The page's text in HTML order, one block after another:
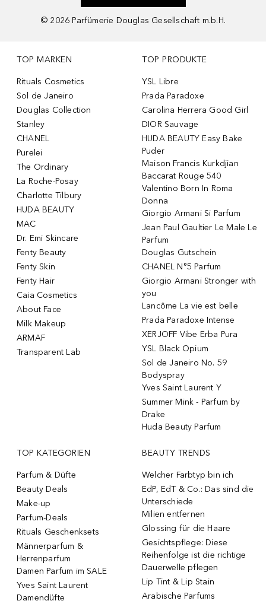
© 2026 Parfümerie Douglas Gesellschaft m.b.H.
TOP MARKEN
Rituals Cosmetics
Sol de Janeiro
Douglas Collection
Stanley
CHANEL
Purelei
The Ordinary
La Roche-Posay
Charlotte Tilbury
HUDA BEAUTY
MAC
Dr. Emi Skincare
Fenty Beauty
Fenty Skin
Fenty Hair
Caia Cosmetics
About Face
Milk Makeup
ARMAF
Transparent Lab
TOP PRODUKTE
YSL Libre
Prada Paradoxe
Carolina Herrera Good Girl
DIOR Sauvage
HUDA BEAUTY Easy Bake
Puder
Maison Francis Kurkdjian
Baccarat Rouge 540
Valentino Born In Roma
Donna
Giorgio Armani Si Parfum
Jean Paul Gaultier Le Male Le
Parfum
Douglas Gutschein
CHANEL N°5 Parfum
Giorgio Armani Stronger with
you
Lancôme La vie est belle
Prada Paradoxe Intense
XERJOFF Vibe Erba Pura
YSL Black Opium
Sol de Janeiro No. 59
Bodyspray
Yves Saint Laurent Y
Summer Mink - Parfum by
Drake
Huda Beauty Parfum
TOP KATEGORIEN
Parfum & Düfte
Beauty Deals
Make-up
Parfum-Deals
Rituals Geschenksets
Männerparfum &
Herrenparfum
Damen Parfum im SALE
Yves Saint Laurent
Damendüfte
BEAUTY TRENDS
Welcher Farbtyp bin ich
EdP, EdT & Co.: Das sind die
Unterschiede
Milien entfernen
Glossing für die Haare
Gesichtspflege: Diese
Reihenfolge ist die richtige
Dauerwelle pflegen
Lip Tint & Lip Stain
Arabische Parfums